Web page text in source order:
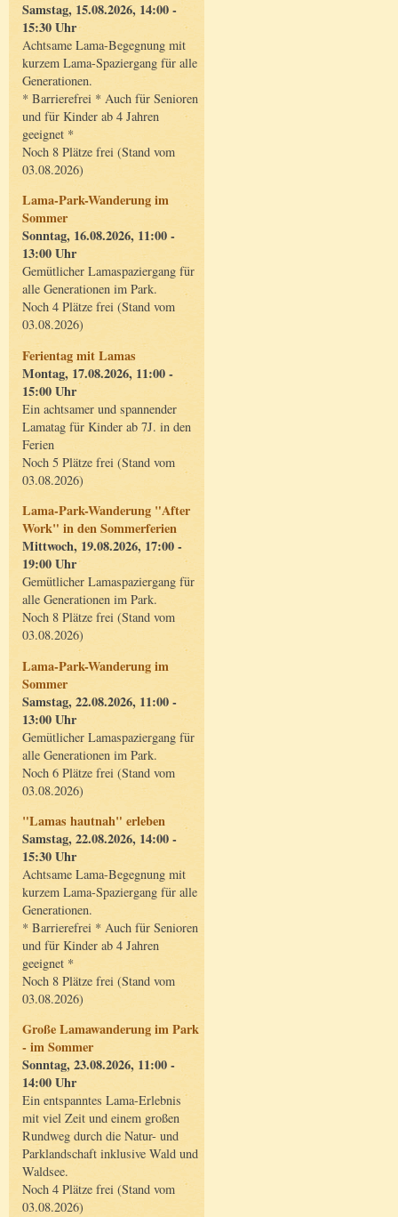
Samstag, 15.08.2026, 14:00 -
15:30 Uhr
Achtsame Lama-Begegnung mit
kurzem Lama-Spaziergang für alle
Generationen.
* Barrierefrei * Auch für Senioren
und für Kinder ab 4 Jahren
geeignet *
Noch 8 Plätze frei (Stand vom
03.08.2026)
Lama-Park-Wanderung im
Sommer
Sonntag, 16.08.2026, 11:00 -
13:00 Uhr
Gemütlicher Lamaspaziergang für
alle Generationen im Park.
Noch 4 Plätze frei (Stand vom
03.08.2026)
Ferientag mit Lamas
Montag, 17.08.2026, 11:00 -
15:00 Uhr
Ein achtsamer und spannender
Lamatag für Kinder ab 7J. in den
Ferien
Noch 5 Plätze frei (Stand vom
03.08.2026)
Lama-Park-Wanderung "After
Work" in den Sommerferien
Mittwoch, 19.08.2026, 17:00 -
19:00 Uhr
Gemütlicher Lamaspaziergang für
alle Generationen im Park.
Noch 8 Plätze frei (Stand vom
03.08.2026)
Lama-Park-Wanderung im
Sommer
Samstag, 22.08.2026, 11:00 -
13:00 Uhr
Gemütlicher Lamaspaziergang für
alle Generationen im Park.
Noch 6 Plätze frei (Stand vom
03.08.2026)
"Lamas hautnah" erleben
Samstag, 22.08.2026, 14:00 -
15:30 Uhr
Achtsame Lama-Begegnung mit
kurzem Lama-Spaziergang für alle
Generationen.
* Barrierefrei * Auch für Senioren
und für Kinder ab 4 Jahren
geeignet *
Noch 8 Plätze frei (Stand vom
03.08.2026)
Große Lamawanderung im Park
- im Sommer
Sonntag, 23.08.2026, 11:00 -
14:00 Uhr
Ein entspanntes Lama-Erlebnis
mit viel Zeit und einem großen
Rundweg durch die Natur- und
Parklandschaft inklusive Wald und
Waldsee.
Noch 4 Plätze frei (Stand vom
03.08.2026)